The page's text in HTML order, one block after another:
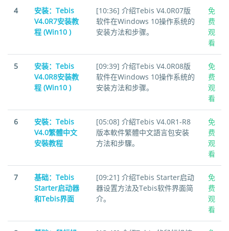
4
安装：Tebis
V4.0R7安装教
程 (Win10 )
[10:36] 介绍Tebis V4.0R07版
软件在Windows 10操作系统的
安装方法和步骤。
免
费
观
看
5
安装：Tebis
V4.0R8安装教
程 (Win10 )
[09:39] 介绍Tebis V4.0R08版
软件在Windows 10操作系统的
安装方法和步骤。
免
费
观
看
6
安裝：Tebis
V4.0繁體中文
安裝教程
[05:08] 介紹Tebis V4.0R1-R8
版本軟件繁體中文語言包安装
方法和步驟。
免
费
观
看
7
基础：Tebis
Starter启动器
和Tebis界面
[09:21] 介绍Tebis Starter启动
器设置方法及Tebis软件界面简
介。
免
费
观
看